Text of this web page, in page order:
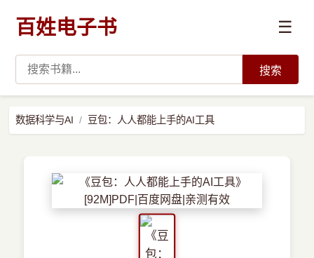
百姓电子书 ☰
数据科学与AI
搜索
数据科学与AI 豆包：人人都能上手的AI工具